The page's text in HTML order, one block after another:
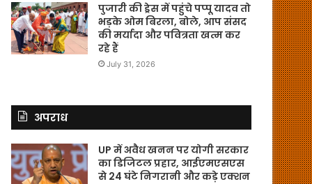
पुजारी की ड्रेस में पहुंचे पप्पू यादव तो
भड़के ओम बिरला, बोले, आप संसद
की मर्यादा और पवित्रता खत्म कर
रहे हैं
July 31, 2026
अपराध
UP में अवैध खनन पर योगी सरकार
का डिजिटल प्रहार, आईएमएसएस
से 24 घंटे निगरानी और कड़े एक्शन